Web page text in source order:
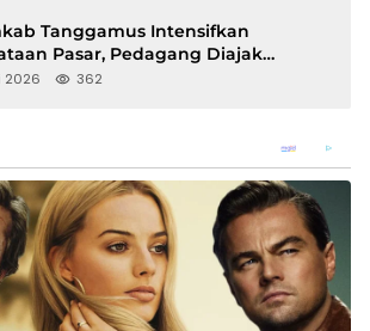
Tanggamus Intensifkan
Pasar, Pedagang Diajak
Pasar Modern Talang Padang
2026 362